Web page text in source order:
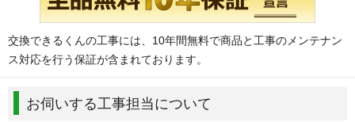
交換できるくんの工事には、10年間無料で商品と工事のメンテナン
ス対応を行う保証が含まれております。
お伺いする工事担当について